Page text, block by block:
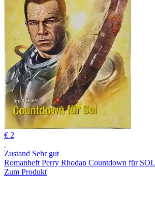
€ 2
Zustand Sehr gut
Romanheft Perry Rhodan Countdown für
Zum Produkt